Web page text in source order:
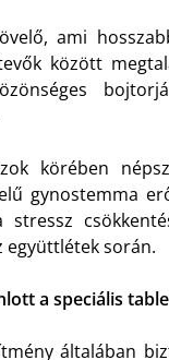
ami
között
körében
gynostemma
együttlétek során.
a speciális
általában